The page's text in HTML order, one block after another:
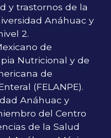
y trastornos de la
Anáhuac y
2.
de
Nutricional y de
de
(FELANPE).
Anáhuac y
del Centro
de la Salud